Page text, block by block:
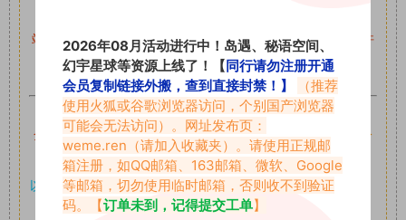
站内资源为网友个人学习或测试研究使用，未经原版权作者许
可,禁止用于任何商业途径！请在下载24小时内删除！
如果遇到付费才可获取的素材，建议升级对应的VIP。
全站付费素材可提供补档服务“均有备份 ”，
素材以主流网盘分
享。
以7z、7z分卷格式压缩，解压应下载对应的软件操作，
7-zip；安卓：zarchiver；苹果：解压专家
2026年08月活动进行中！岛遇、秘语空间、
幻宇星球等资源上线了！【 同行请勿注册开通
会员复制链接外搬，查到直接封禁！】
（推荐
使用火狐或谷歌浏览器访问，个别国产浏览器
可能会无法访问）。网址发布页：
weme.ren （请加入收藏夹）。请使用正规邮
箱注册，如QQ邮箱、163邮箱、微软、Google
等邮箱，切勿使用临时邮箱，否则收不到验证
码。【订单未到，记得提交工单】